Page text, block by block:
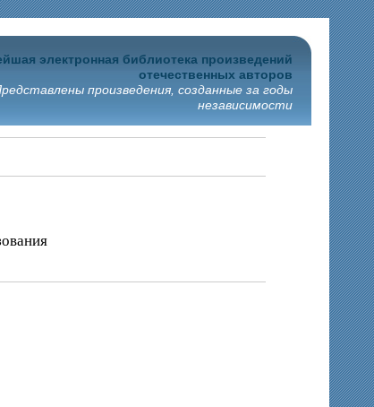
электронная библиотека произведений
отечественных авторов
произведения, созданные за годы
независимости